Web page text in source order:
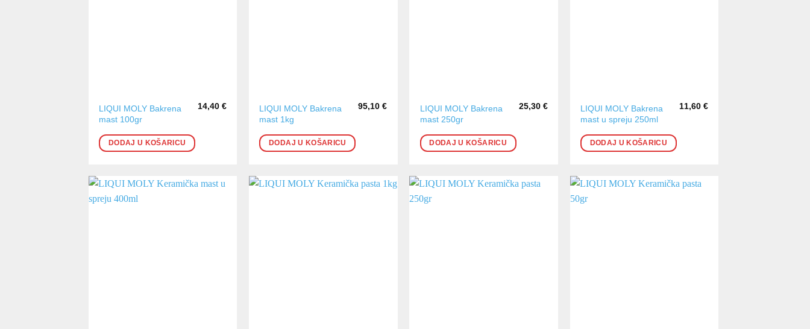
LIQUI MOLY Bakrena
mast 100gr
14,40€
DODAJ U KOŠARICU
LIQUI MOLY Bakrena
mast 1kg
95,10€
DODAJ U KOŠARICU
LIQUI MOLY Bakrena
mast 250gr
25,30 €
DODAJ U KOŠARICU
LIQUI MOLY Bakrena
mast u spreju 250ml
11,60 €
DODAJ U KOŠARICU